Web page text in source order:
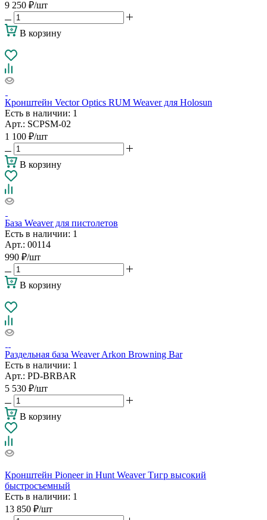
9 250 ₽/шт
В корзину
Кронштейн Vector Optics RUM Weaver для Holosun
Есть в наличии: 1
Арт.: SCPSM-02
1 100 ₽/шт
В корзину
База Weaver для пистолетов
Есть в наличии: 1
Арт.: 00114
990 ₽/шт
В корзину
Раздельная база Weaver Arkon Browning Bar
Есть в наличии: 1
Арт.: PD-BRBAR
5 530 ₽/шт
В корзину
Кронштейн Pioneer in Hunt Weaver Тигр высокий
быстросъемный
Есть в наличии: 1
13 850 ₽/шт